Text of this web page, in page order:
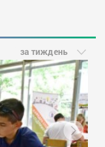
за тиждень